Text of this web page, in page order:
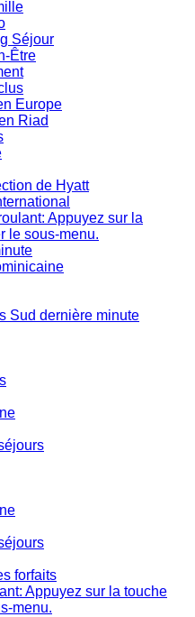
Séjour
Être
Europe
Riad
de Hyatt
Appuyez sur la
le sous-menu.
Sud dernière minute
forfaits
Appuyez sur la touche
menu.